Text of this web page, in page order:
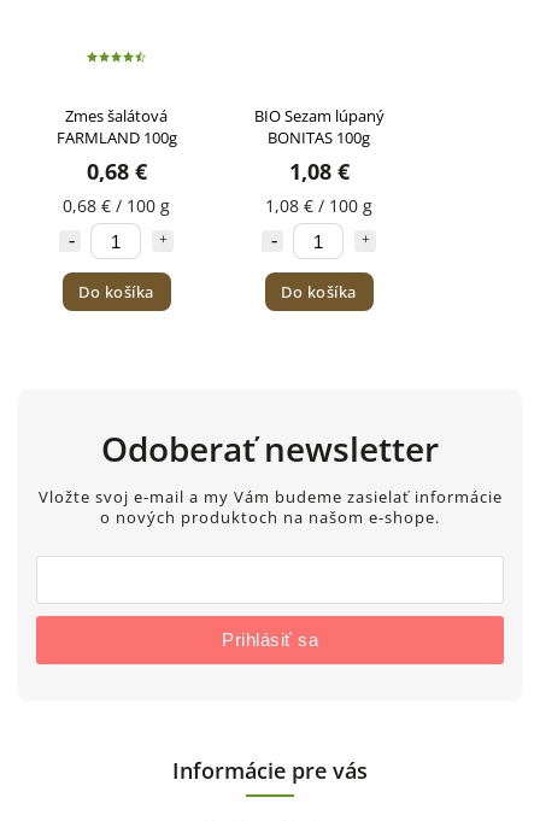
Zmes šalátová
FARMLAND 100g
0,68 €
0,68 € / 100 g
Do košíka
BIO Sezam lúpaný
BONITAS 100g
1,08 €
1,08 € / 100 g
Do košíka
Odoberať newsletter
Vložte svoj e-mail a my Vám budeme zasielať informácie
o nových produktoch na našom e-shope.
Prihlásiť sa
Informácie pre vás